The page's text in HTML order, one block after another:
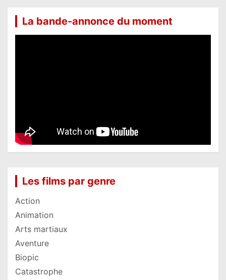
La bande-annonce du moment
Les films par genre
Action
Animation
Arts martiaux
Aventure
Biopic
Catastrophe